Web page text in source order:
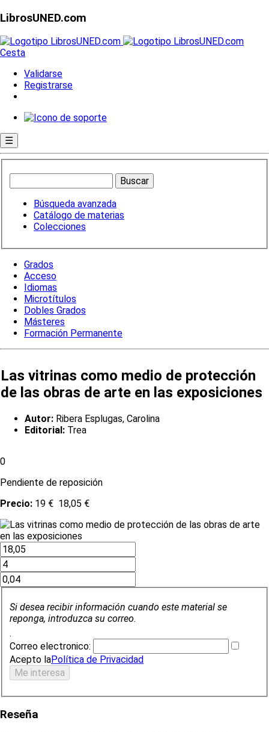
LibrosUNED.com
Cesta
Validarse
Registrarse
☰
Búsqueda avanzada
Catálogo de materias
Colecciones
Grados
Acceso
Idiomas
Microtítulos
Dobles Grados
Másteres
Formación Permanente
Las vitrinas como medio de protección
de las obras de arte en las exposiciones
Autor: Ribera Esplugas, Carolina
Editorial: Trea
0
Pendiente de reposición
Precio: 19 € 18,05 €
Si desea recibir información cuando este material se
reponga, introduzca su correo.
.
Correo electronico:
Acepto laPolítica de Privacidad
Reseña